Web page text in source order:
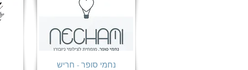
נחמי סופר - חריש